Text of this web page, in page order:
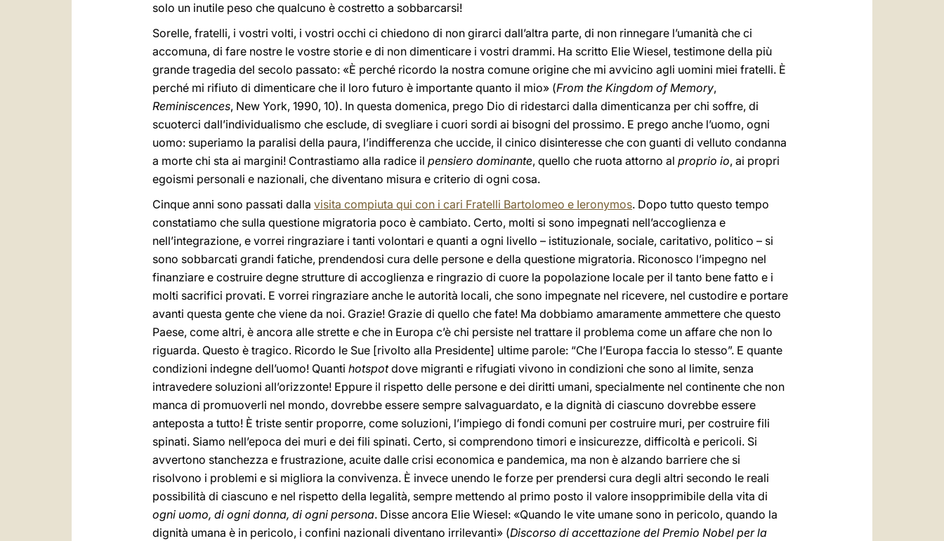
solo un inutile peso che qualcuno è costretto a sobbarcarsi!
Sorelle, fratelli, i vostri volti, i vostri occhi ci chiedono di non girarci dall’altra parte, di non rinnegare l’umanità che ci
accomuna, di fare nostre le vostre storie e di non dimenticare i vostri drammi. Ha scritto Elie Wiesel, testimone della più
grande tragedia del secolo passato: «È perché ricordo la nostra comune origine che mi avvicino agli uomini miei fratelli. È
perché mi rifiuto di dimenticare che il loro futuro è importante quanto il mio» (From the Kingdom of Memory,
Reminiscences, New York, 1990, 10). In questa domenica, prego Dio di ridestarci dalla dimenticanza per chi soffre, di
scuoterci dall’individualismo che esclude, di svegliare i cuori sordi ai bisogni del prossimo. E prego anche l’uomo, ogni
uomo: superiamo la paralisi della paura, l’indifferenza che uccide, il cinico disinteresse che con guanti di velluto condanna
a morte chi sta ai margini! Contrastiamo alla radice il pensiero dominante, quello che ruota attorno al proprio io, ai propri
egoismi personali e nazionali, che diventano misura e criterio di ogni cosa.
Cinque anni sono passati dalla visita compiuta qui con i cari Fratelli Bartolomeo e Ieronymos. Dopo tutto questo tempo
constatiamo che sulla questione migratoria poco è cambiato. Certo, molti si sono impegnati nell’accoglienza e
nell’integrazione, e vorrei ringraziare i tanti volontari e quanti a ogni livello – istituzionale, sociale, caritativo, politico – si
sono sobbarcati grandi fatiche, prendendosi cura delle persone e della questione migratoria. Riconosco l’impegno nel
finanziare e costruire degne strutture di accoglienza e ringrazio di cuore la popolazione locale per il tanto bene fatto e i
molti sacrifici provati. E vorrei ringraziare anche le autorità locali, che sono impegnate nel ricevere, nel custodire e portare
avanti questa gente che viene da noi. Grazie! Grazie di quello che fate! Ma dobbiamo amaramente ammettere che questo
Paese, come altri, è ancora alle strette e che in Europa c’è chi persiste nel trattare il problema come un affare che non lo
riguarda. Questo è tragico. Ricordo le Sue [rivolto alla Presidente] ultime parole: “Che l’Europa faccia lo stesso”. E quante
condizioni indegne dell’uomo! Quanti hotspotdove migranti e rifugiati vivono in condizioni che sono al limite, senza
intravedere soluzioni all’orizzonte! Eppure il rispetto delle persone e dei diritti umani, specialmente nel continente che non
manca di promuoverli nel mondo, dovrebbe essere sempre salvaguardato, e la dignità di ciascuno dovrebbe essere
anteposta a tutto! È triste sentir proporre, come soluzioni, l’impiego di fondi comuni per costruire muri, per costruire fili
spinati. Siamo nell’epoca dei muri e dei fili spinati. Certo, si comprendono timori e insicurezze, difficoltà e pericoli. Si
avvertono stanchezza e frustrazione, acuite dalle crisi economica e pandemica, ma non è alzando barriere che si
risolvono i problemi e si migliora la convivenza. È invece unendo le forze per prendersi cura degli altri secondo le reali
possibilità di ciascuno e nel rispetto della legalità, sempre mettendo al primo posto il valore insopprimibile della vita di
ogni uomo, di ogni donna, di ogni persona. Disse ancora Elie Wiesel: «Quando le vite umane sono in pericolo, quando la
dignità umana è in pericolo, i confini nazionali diventano irrilevanti» (Discorso di accettazione del Premio Nobel per la